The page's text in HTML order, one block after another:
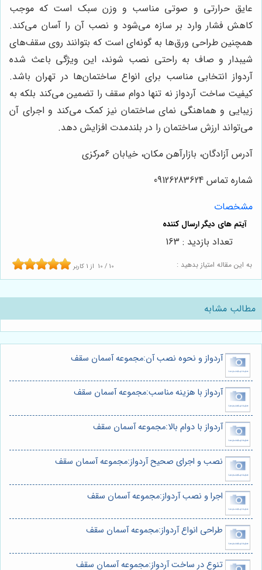
عایق حرارتی و صوتی مناسب و وزن سبک است که موجب
کاهش فشار وارد بر سازه می‌شود و نصب آن را آسان می‌کند.
همچنین طراحی ورق‌ها به گونه‌ای است که بتوانند روی سقف‌های
شیبدار و صاف به راحتی نصب شوند، این ویژگی باعث شده
آردواز انتخابی مناسب برای انواع ساختمان‌ها در تهران باشد.
کیفیت ساخت آردواز نه تنها دوام سقف را تضمین می‌کند بلکه به
زیبایی و هماهنگی نمای ساختمان نیز کمک می‌کند و اجرای آن
می‌تواند ارزش ساختمان را در بلندمدت افزایش دهد.
آدرس آزادگان، بازارآهن مکان، خیابان ۶مرکزی
شماره تماس 09126283624
مشخصات
به این مقاله امتیاز بدهید : 10 / 10 از 1 کاربر
تعداد بازدید : 163
مطالب مشابه
آردواز و نحوه نصب آن:مجموعه آسمان سقف
آردواز با هزینه مناسب:مجموعه آسمان سقف
آردواز با دوام بالا:مجموعه آسمان سقف
نصب و اجرای صحیح آردواز:مجموعه آسمان سقف
اجرا و نصب آردواز:مجموعه آسمان سقف
طراحی انواع آردواز:مجموعه آسمان سقف
تنوع در ساخت آردواز:مجموعه آسمان سقف